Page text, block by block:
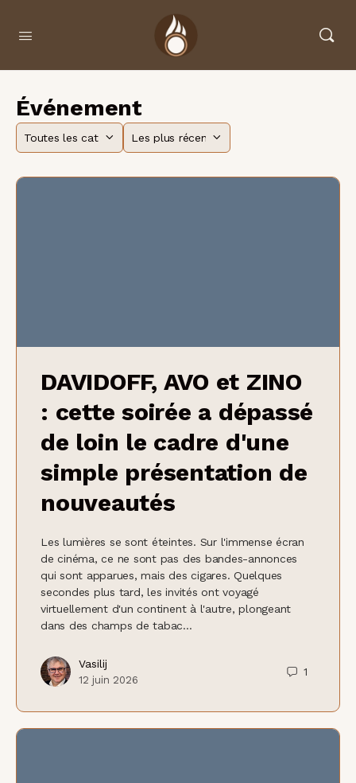
Événement
Catégorie
Trier
DAVIDOFF, AVO et ZINO
: cette soirée a dépassé
de loin le cadre d'une
simple présentation de
nouveautés
Les lumières se sont éteintes. Sur l'immense écran
de cinéma, ce ne sont pas des bandes-annonces
qui sont apparues, mais des cigares. Quelques
secondes plus tard, les invités ont voyagé
virtuellement d'un continent à l'autre, plongeant
dans des champs de tabac…
Vasilij
12 juin 2026
1